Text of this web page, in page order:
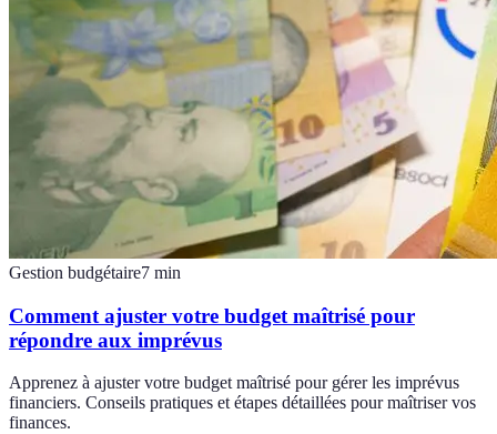
Gestion budgétaire7 min
Comment ajuster votre budget maîtrisé pour
répondre aux imprévus
Apprenez à ajuster votre budget maîtrisé pour gérer les imprévus
financiers. Conseils pratiques et étapes détaillées pour maîtriser vos
finances.